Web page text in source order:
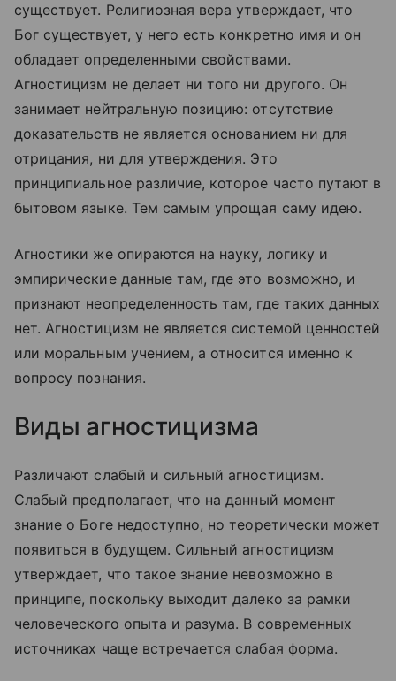
существует. Религиозная вера утверждает, что
Бог существует, у него есть конкретно имя и он
обладает определенными свойствами.
Агностицизм не делает ни того ни другого. Он
занимает нейтральную позицию: отсутствие
доказательств не является основанием ни для
отрицания, ни для утверждения. Это
принципиальное различие, которое часто путают в
бытовом языке. Тем самым упрощая саму идею.
Агностики же опираются на науку, логику и
эмпирические данные там, где это возможно, и
признают неопределенность там, где таких данных
нет. Агностицизм не является системой ценностей
или моральным учением, а относится именно к
вопросу познания.
Виды агностицизма
Различают слабый и сильный агностицизм.
Слабый предполагает, что на данный момент
знание о Боге недоступно, но теоретически может
появиться в будущем. Сильный агностицизм
утверждает, что такое знание невозможно в
принципе, поскольку выходит далеко за рамки
человеческого опыта и разума. В современных
источниках чаще встречается слабая форма.